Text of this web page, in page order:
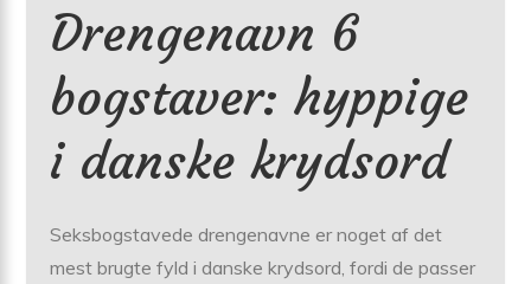
Drengenavn 6
bogstaver: hyppige
i danske krydsord
Seksbogstavede drengenavne er noget af det
mest brugte fyld i danske krydsord, fordi de passer